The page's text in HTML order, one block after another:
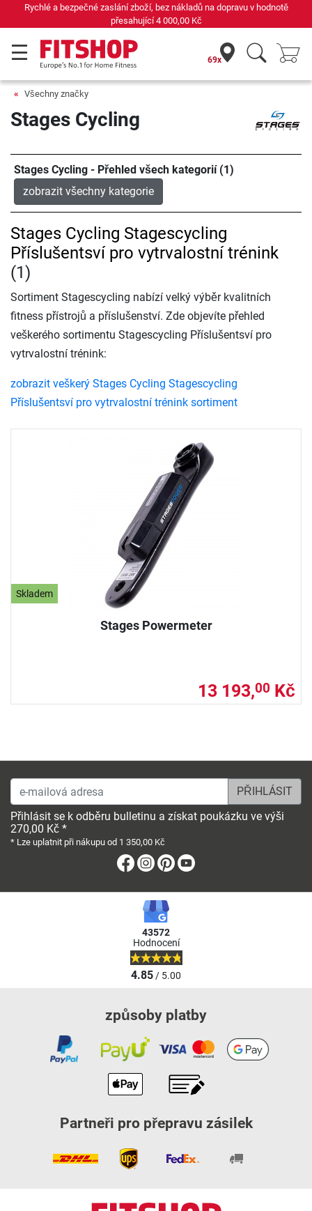
Rychlé a bezpečné zaslání zboží, bez nákladů na dopravu v hodnotě
přesahující4 000,00 Kč
69x
Všechny značky
Stages Cycling
Stages Cycling - Přehled všech kategorií (1)
zobrazit všechny kategorie
Skladem
Stages Powermeter
13 193,00 Kč
Stages Cycling Stagescycling
Příslušentsví pro vytrvalostní trénink
(1)
Sortiment Stagescycling nabízí velký výběr kvalitních
fitness přístrojů a příslušenství. Zde objevíte přehled
veškerého sortimentu Stagescycling Příslušentsví pro
vytrvalostní trénink:
zobrazit veškerý Stages Cycling Stagescycling
Příslušentsví pro vytrvalostní trénink sortiment
e-mailová adresa
Přihlásit se k odběru bulletinu a získat poukázku ve výši
270,00 Kč *
* Lze uplatnit při nákupu od 1 350,00 Kč
Facebook
Instagram
Pinterest
43572
Hodnocení
4.85/ 5.00
způsoby platby
Partneři pro přepravu zásilek